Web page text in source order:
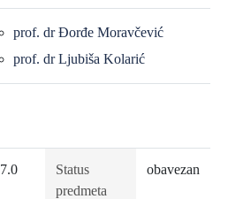
prof. dr Đorđe Moravčević
prof. dr Ljubiša Kolarić
7.0
Status
predmeta
obavezan